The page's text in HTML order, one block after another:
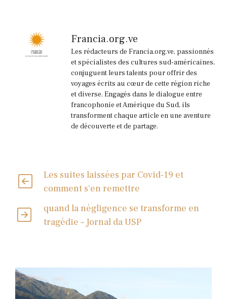
Francia.org.ve
Les rédacteurs de Francia.org.ve, passionnés
et spécialistes des cultures sud-américaines,
conjuguent leurs talents pour offrir des
voyages écrits au cœur de cette région riche
et diverse. Engagés dans le dialogue entre
francophonie et Amérique du Sud, ils
transforment chaque article en une aventure
de découverte et de partage.
Les suites laissées par Covid-19 et
comment s'en remettre
quand la négligence se transforme en
tragédie – Jornal da USP